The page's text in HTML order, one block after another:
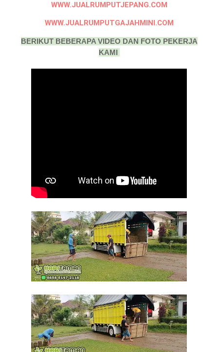
WWW.JUALRUMPUTJEPANG.COM
WWW.JUALRUMPUTGAJAHMINI.COM
BERIKUT BEBERAPA VIDEO DAN FOTO PEKERJA
KAMI